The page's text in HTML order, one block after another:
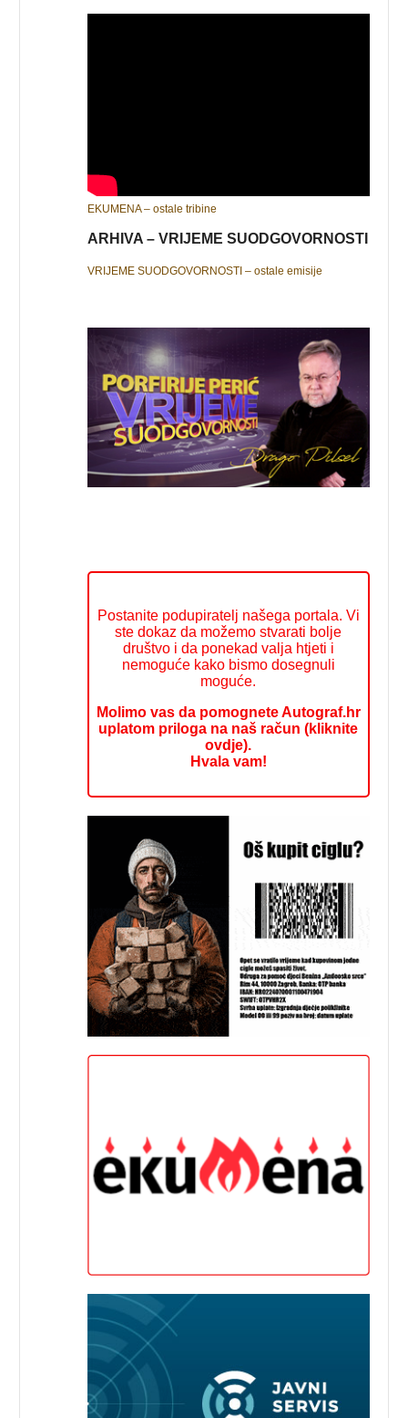
EKUMENA – ostale tribine
ARHIVA – VRIJEME SUODGOVORNOSTI
VRIJEME SUODGOVORNOSTI – ostale emisije
Postanite podupiratelj našega portala. Vi
ste dokaz da možemo stvarati bolje
društvo i da ponekad valja htjeti i
nemoguće kako bismo dosegnuli
moguće.
Molimo vas da pomognete Autograf.hr
uplatom priloga na naš račun (kliknite
ovdje).
Hvala vam!